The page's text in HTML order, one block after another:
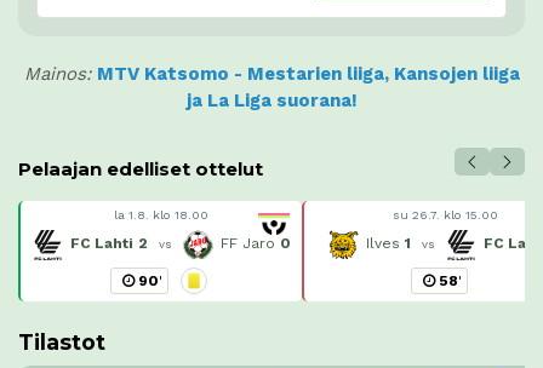
Mainos: MTV Katsomo - Mestarien liiga, Kansojen liiga
ja La Liga suorana!
Pelaajan edelliset ottelut
la 1.8. klo 18.00
FC Lahti 2 vs FF Jaro 0
90'
su 26.7. klo 15.00
Ilves 1 vs FC
58'
Tilastot